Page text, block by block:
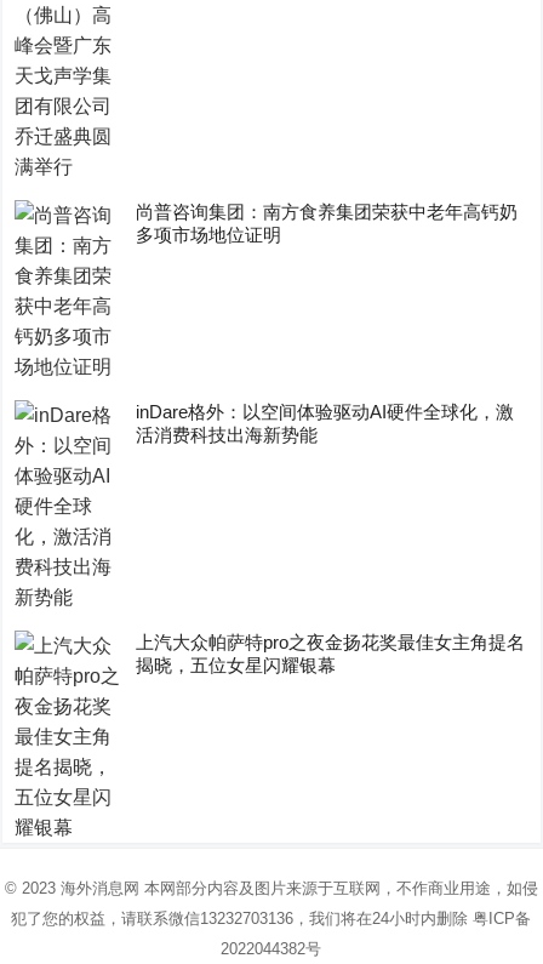
尚普咨询集团：南方食养集团荣获中老年高钙奶
多项市场地位证明
inDare格外：以空间体验驱动AI硬件全球化，激
活消费科技出海新势能
上汽大众帕萨特pro之夜金扬花奖最佳女主角提名
揭晓，五位女星闪耀银幕
© 2023 海外消息网 本网部分内容及图片来源于互联网，不作商业用途，如侵
犯了您的权益，请联系微信13232703136，我们将在24小时内删除粤ICP备
2022044382号